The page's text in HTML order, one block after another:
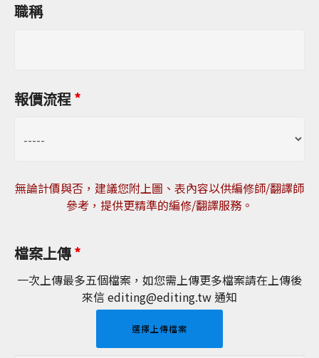
職稱
報價流程*
無論計價與否，建議您附上圖、表內容以供編修師/翻譯師
參考，提供更精準的編修/翻譯服務。
檔案上傳*
選擇上傳檔案
一次上傳最多五個檔案，如您需上傳更多檔案請在上傳後
來信 editing@editing.tw 通知